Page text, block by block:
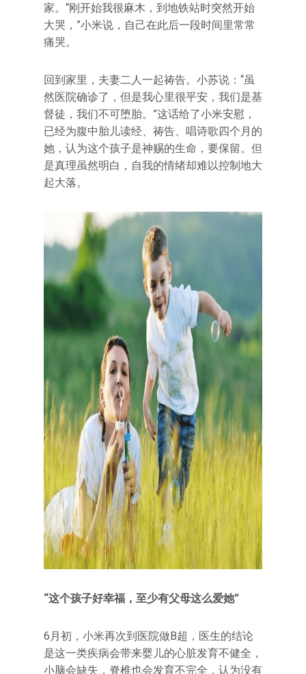
家。“刚开始我很麻木，到地铁站时突然开始
大哭，”小米说，自己在此后一段时间里常常
痛哭。
回到家里，夫妻二人一起祷告。小苏说：“虽
然医院确诊了，但是我心里很平安，我们是基
督徒，我们不可堕胎。”这话给了小米安慰，
已经为腹中胎儿读经、祷告、唱诗歌四个月的
她，认为这个孩子是神赐的生命，要保留。但
是真理虽然明白，自我的情绪却难以控制地大
起大落。
“这个孩子好幸福，至少有父母这么爱她”
6月初，小米再次到医院做B超，医生的结论
是这一类疾病会带来婴儿的心脏发育不健全，
小脑会缺失，脊椎也会发育不完全，认为没有